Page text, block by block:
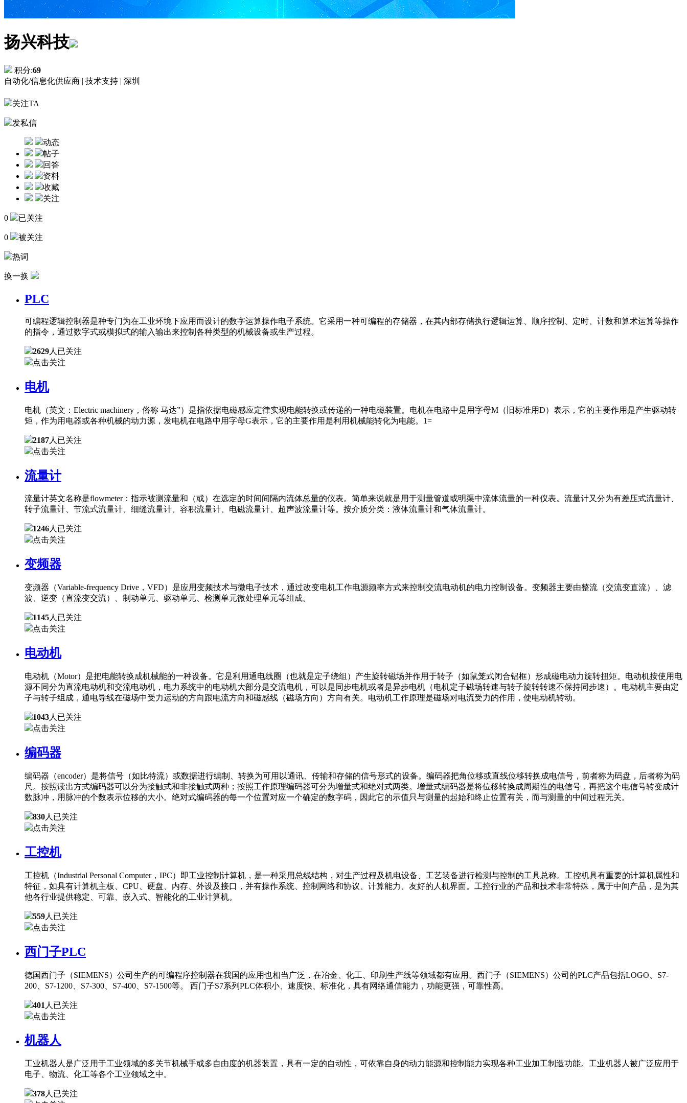
扬兴科技
积分:69
自动化/信息化供应商 | 技术支持 | 深圳
关注TA
发私信
动态
帖子
回答
资料
收藏
关注
0 已关注
0 被关注
热词
换一换
PLC
可编程逻辑控制器是种专门为在工业环境下应用而设计的数字运算操作电子系统。它采用一种可编程的存储器，在其内部存储执行逻辑运算、顺序控制、定时、计数和算术运算等操作
的指令，通过数字式或模拟式的输入输出来控制各种类型的机械设备或生产过程。
2629人已关注
点击关注
电机
电机（英文：Electric machinery，俗称 马达”）是指依据电磁感应定律实现电能转换或传递的一种电磁装置。电机在电路中是用字母M（旧标准用D）表示，它的主要作用是产生驱动转
矩，作为用电器或各种机械的动力源，发电机在电路中用字母G表示，它的主要作用是利用机械能转化为电能。1=
2187人已关注
点击关注
流量计
流量计英文名称是flowmeter：指示被测流量和（或）在选定的时间间隔内流体总量的仪表。简单来说就是用于测量管道或明渠中流体流量的一种仪表。流量计又分为有差压式流量计、
转子流量计、节流式流量计、细缝流量计、容积流量计、电磁流量计、超声波流量计等。按介质分类：液体流量计和气体流量计。
1246人已关注
点击关注
变频器
变频器（Variable-frequency Drive，VFD）是应用变频技术与微电子技术，通过改变电机工作电源频率方式来控制交流电动机的电力控制设备。变频器主要由整流（交流变直流）、滤
波、逆变（直流变交流）、制动单元、驱动单元、检测单元微处理单元等组成。
1145人已关注
点击关注
电动机
电动机（Motor）是把电能转换成机械能的一种设备。它是利用通电线圈（也就是定子绕组）产生旋转磁场并作用于转子（如鼠笼式闭合铝框）形成磁电动力旋转扭矩。电动机按使用电
源不同分为直流电动机和交流电动机，电力系统中的电动机大部分是交流电机，可以是同步电机或者是异步电机（电机定子磁场转速与转子旋转转速不保持同步速）。电动机主要由定
子与转子组成，通电导线在磁场中受力运动的方向跟电流方向和磁感线（磁场方向）方向有关。电动机工作原理是磁场对电流受力的作用，使电动机转动。
1043人已关注
点击关注
编码器
编码器（encoder）是将信号（如比特流）或数据进行编制、转换为可用以通讯、传输和存储的信号形式的设备。编码器把角位移或直线位移转换成电信号，前者称为码盘，后者称为码
尺。按照读出方式编码器可以分为接触式和非接触式两种；按照工作原理编码器可分为增量式和绝对式两类。增量式编码器是将位移转换成周期性的电信号，再把这个电信号转变成计
数脉冲，用脉冲的个数表示位移的大小。绝对式编码器的每一个位置对应一个确定的数字码，因此它的示值只与测量的起始和终止位置有关，而与测量的中间过程无关。
830人已关注
点击关注
工控机
工控机（Industrial Personal Computer，IPC）即工业控制计算机，是一种采用总线结构，对生产过程及机电设备、工艺装备进行检测与控制的工具总称。工控机具有重要的计算机属性和
特征，如具有计算机主板、CPU、硬盘、内存、外设及接口，并有操作系统、控制网络和协议、计算能力、友好的人机界面。工控行业的产品和技术非常特殊，属于中间产品，是为其
他各行业提供稳定、可靠、嵌入式、智能化的工业计算机。
559人已关注
点击关注
西门子PLC
德国西门子（SIEMENS）公司生产的可编程序控制器在我国的应用也相当广泛，在冶金、化工、印刷生产线等领域都有应用。西门子（SIEMENS）公司的PLC产品包括LOGO、S7-
200、S7-1200、S7-300、S7-400、S7-1500等。 西门子S7系列PLC体积小、速度快、标准化，具有网络通信能力，功能更强，可靠性高。
401 人已关注
点击关注
机器人
工业机器人是广泛用于工业领域的多关节机械手或多自由度的机器装置，具有一定的自动性，可依靠自身的动力能源和控制能力实现各种工业加工制造功能。工业机器人被广泛应用于
电子、物流、化工等各个工业领域之中。
378人已关注